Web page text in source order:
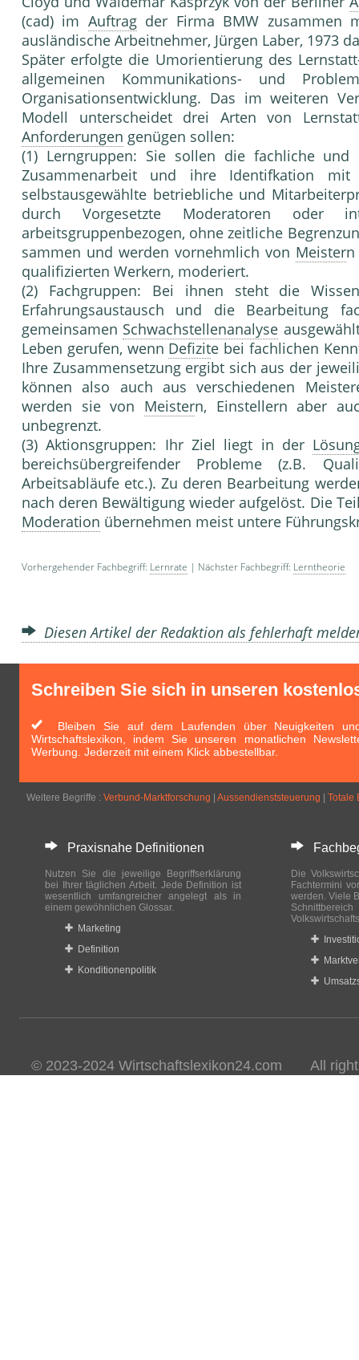
(cad) im Auftragder Firma BMW zusammen
ausländische Ar­beitnehmer, Jürgen Laber, 1973
Später erfolgte die Umorientierung des
all­gemeinen Kommunikations- und
Organisati­onsentwicklung. Das im weiteren
Modell unter­scheidet drei Arten von
Anforderungen genügen sollen:
(1) Lerngruppen: Sie sollen die fachliche
Zusam­menarbeit und ihre Identifkation
selbstausgewählte be­triebliche und
durch Vorgesetzte Moderatoren oder
arbeitsgruppenbezogen, ohne zeitliche
sammen und werden vornehmlich von Meister
qualifi­zierten Werkern, moderiert.
(2) Fachgruppen: Bei ihnen steht die
Erfahrungs­austausch und die Bearbeitung
gemeinsamen Schwachstellenanalyse
Leben gerufen, wenn Defizite bei fachlichen
Ihre Zusammen­setzung ergibt sich aus der
können also auch aus verschiedenen
werden sie von Meistern, Einstel­lern aber
unbegrenzt.
(3) Aktionsgruppen: Ihr Ziel liegt in der
bereichs­übergreifender Probleme (z.B.
Arbeitsabläufe etc.). Zu deren Bearbeitung
nach deren Bewältigung wieder aufgelöst. Die
Moderation übernehmen meist untere
Vorhergehender Fachbegriff: Lernrate | Nächster Fachbegriff: Lerntheorie
Diesen Artikel der Redaktion als fehlerhaft
Schreiben Sie sich in unseren
Bleiben Sie auf dem Laufenden über Neuigkeiten
Wirtschaftslexikon, indem Sie unseren monatlichen
Werbung. Jederzeit mit einem Klick abbestellbar.
Weitere Begriffe : Verbund-Marktforschung Aussendienststeuerung Totale
Praxisnahe Definitionen
Nutzen Sie die jeweilige Begriffserklärung
bei Ihrer täglichen Arbeit. Jede Definition ist
wesentlich umfangreicher angelegt als in
einem gewöhnlichen Glossar.
Marketing
Definition
Konditionenpolitik
Die
Fachtermini
werden. Viele
© 2023-2024 Wirtschaftslexikon24.com All